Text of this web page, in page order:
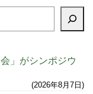
」がシンポジウ
2026年8月7日